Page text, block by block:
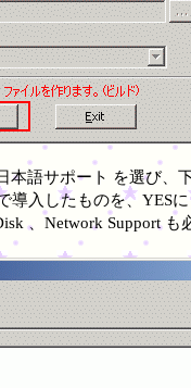
語サポート を選び、
導入したものを、YESに
、Network Support